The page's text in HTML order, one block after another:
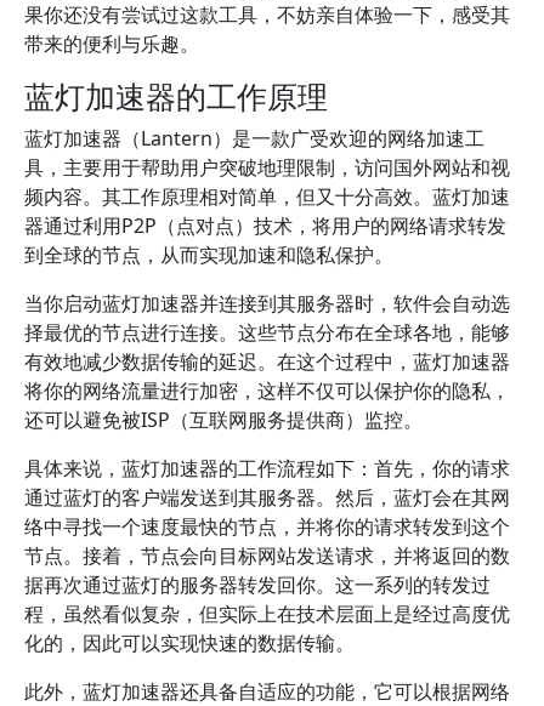
果你还没有尝试过这款工具，不妨亲自体验一下，感受其
带来的便利与乐趣。
蓝灯加速器的工作原理
蓝灯加速器（Lantern）是一款广受欢迎的网络加速工
具，主要用于帮助用户突破地理限制，访问国外网站和视
频内容。其工作原理相对简单，但又十分高效。蓝灯加速
器通过利用P2P（点对点）技术，将用户的网络请求转发
到全球的节点，从而实现加速和隐私保护。
当你启动蓝灯加速器并连接到其服务器时，软件会自动选
择最优的节点进行连接。这些节点分布在全球各地，能够
有效地减少数据传输的延迟。在这个过程中，蓝灯加速器
将你的网络流量进行加密，这样不仅可以保护你的隐私，
还可以避免被ISP（互联网服务提供商）监控。
具体来说，蓝灯加速器的工作流程如下：首先，你的请求
通过蓝灯的客户端发送到其服务器。然后，蓝灯会在其网
络中寻找一个速度最快的节点，并将你的请求转发到这个
节点。接着，节点会向目标网站发送请求，并将返回的数
据再次通过蓝灯的服务器转发回你。这一系列的转发过
程，虽然看似复杂，但实际上在技术层面上是经过高度优
化的，因此可以实现快速的数据传输。
此外，蓝灯加速器还具备自适应的功能，它可以根据网络